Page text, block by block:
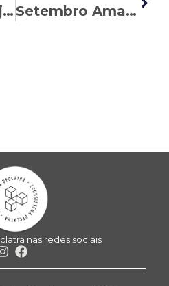
Demissão por justa causa no setor bancário: quando acontece e como o trabalhador pode se defender Setembro Amarelo e saúde mental no trabalho: um alerta para bancários e trabalhadores brasileiros
nas redes sociais